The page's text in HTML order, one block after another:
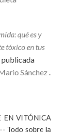
qué es y
tóxico en tus
publicada
Sánchez .
EN VITÓNICA
Todo sobre la